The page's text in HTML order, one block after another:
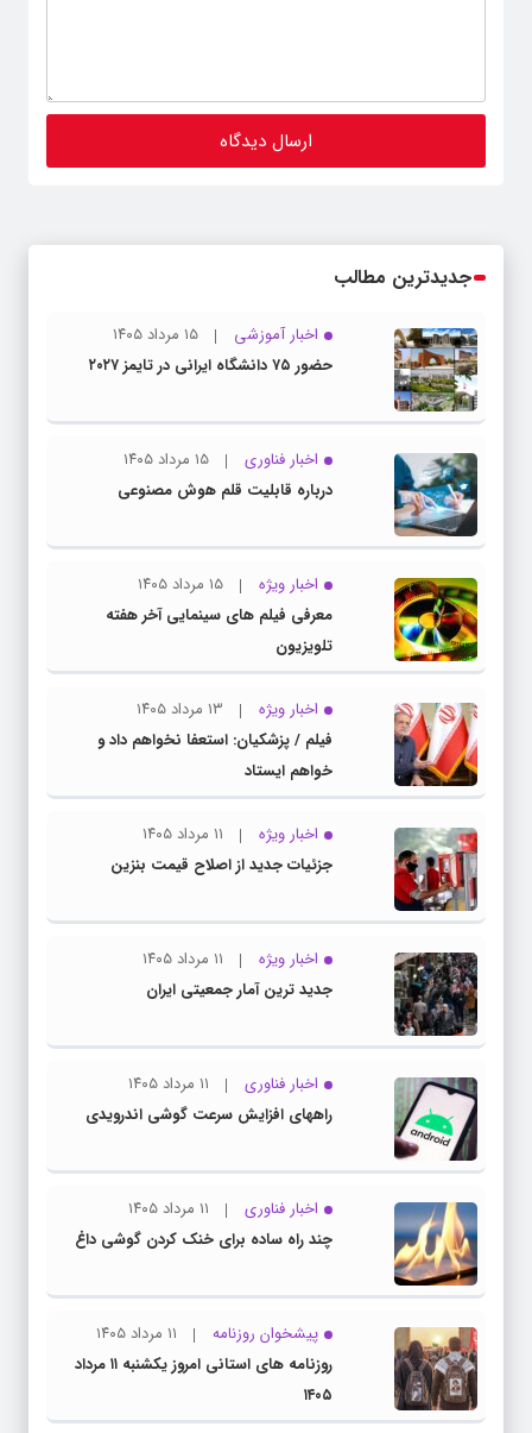
جدیدترین مطالب
اخبار آموزشی
۱۵ مرداد ۱۴۰۵
حضور ۷۵ دانشگاه ایرانی در تایمز ۲۰۲۷
اخبار فناوری
۱۵ مرداد ۱۴۰۵
درباره قابلیت قلم هوش مصنوعی
اخبار ویژه
۱۵ مرداد ۱۴۰۵
معرفی فیلم های سینمایی آخر هفته
تلویزیون
اخبار ویژه
۱۳ مرداد ۱۴۰۵
فیلم / پزشکیان: استعفا نخواهم داد و
خواهم ایستاد
اخبار ویژه
۱۱ مرداد ۱۴۰۵
جزئیات جدید از اصلاح قیمت بنزین
اخبار ویژه
۱۱ مرداد ۱۴۰۵
جدید ترین آمار جمعیتی ایران
اخبار فناوری
۱۱ مرداد ۱۴۰۵
راههای افزایش سرعت گوشی اندرویدی
اخبار فناوری
۱۱ مرداد ۱۴۰۵
چند راه‌ ساده برای خنک کردن گوشی داغ
پیشخوان روزنامه
۱۱ مرداد ۱۴۰۵
روزنامه های استانی امروز یکشنبه ۱۱ مرداد
۱۴۰۵